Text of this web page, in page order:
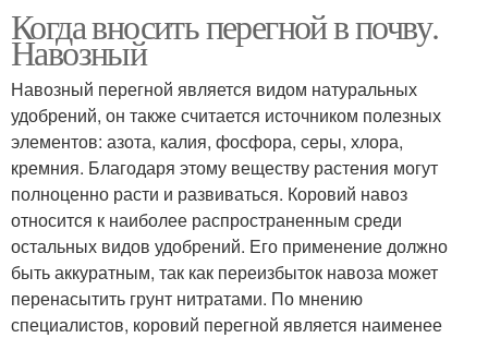
Когда вносить перегной в почву.
Навозный
Навозный перегной является видом натуральных
удобрений, он также считается источником полезных
элементов: азота, калия, фосфора, серы, хлора,
кремния. Благодаря этому веществу растения могут
полноценно расти и развиваться. Коровий навоз
относится к наиболее распространенным среди
остальных видов удобрений. Его применение должно
быть аккуратным, так как переизбыток навоза может
перенасытить грунт нитратами. По мнению
специалистов, коровий перегной является наименее